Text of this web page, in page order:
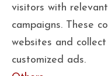
visitors with
campaigns. These
websites and
customized ads.